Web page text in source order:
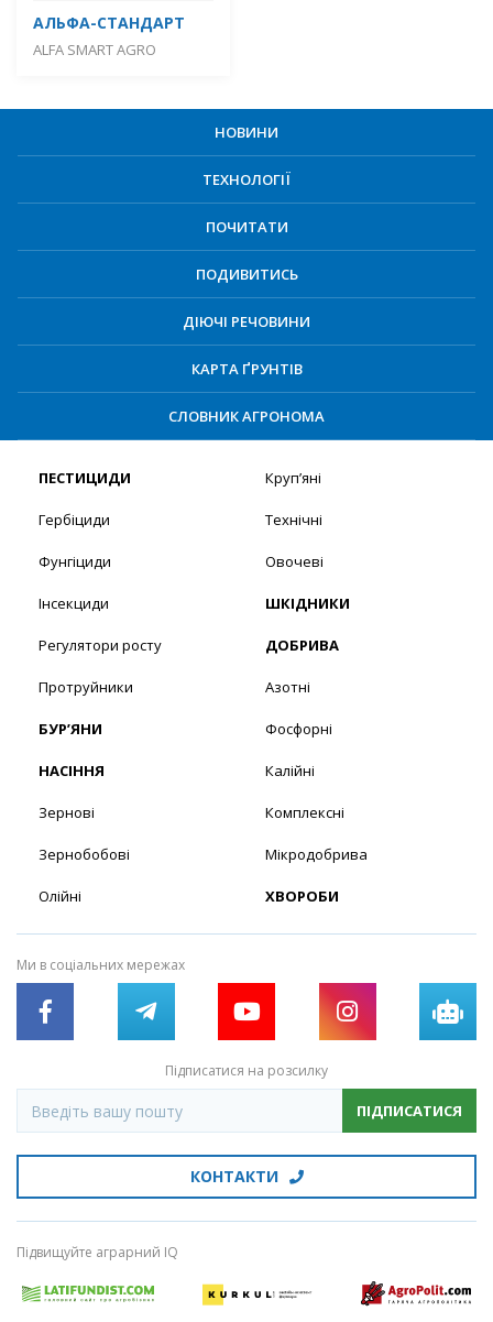
АЛЬФА-СТАНДАРТ
ALFA SMART AGRO
НОВИНИ
ТЕХНОЛОГІЇ
ПОЧИТАТИ
ПОДИВИТИСЬ
ДІЮЧІ РЕЧОВИНИ
КАРТА ҐРУНТІВ
СЛОВНИК АГРОНОМА
ПЕСТИЦИДИ
Гербіциди
Фунгіциди
Інсекциди
Регулятори росту
Протруйники
БУР’ЯНИ
НАСІННЯ
Зернові
Зернобобові
Олійні
Круп’яні
Технічні
Овочеві
ШКІДНИКИ
ДОБРИВА
Азотні
Фосфорні
Калійні
Комплексні
Мікродобрива
ХВОРОБИ
Ми в соціальних мережах
Підписатися на розсилку
ПІДПИСАТИСЯ
КОНТАКТИ
Підвищуйте аграрний IQ